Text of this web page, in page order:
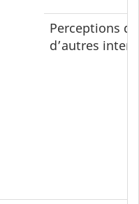
Perceptions
d’autres